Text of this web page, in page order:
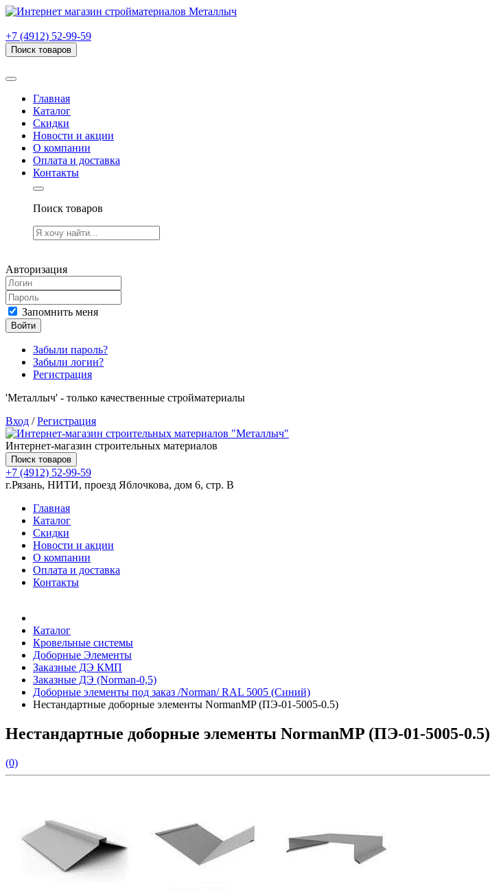
+7 (4912) 52-99-59
Поиск товаров
Главная
Каталог
Скидки
Новости и акции
О компании
Оплата и доставка
Контакты
Поиск товаров
Авторизация
Запомнить меня
Войти
Забыли пароль?
Забыли логин?
Регистрация
'Металлыч' - только качественные стройматериалы
Вход /Регистрация
Интернет-магазин строительных материалов
Поиск товаров
+7 (4912) 52-99-59
г.Рязань, НИТИ, проезд Яблочкова, дом 6, стр. В
Главная
Каталог
Скидки
Новости и акции
О компании
Оплата и доставка
Контакты
Каталог
Кровельные системы
Доборные Элементы
Заказные ДЭ КМП
Заказные ДЭ (Norman-0,5)
Доборные элементы под заказ /Norman/ RAL 5005 (Синий)
Нестандартные доборные элементы NormanMP (ПЭ-01-5005-0.5)
Нестандартные доборные элементы NormanMP (ПЭ-01-5005-0.5)
(0)